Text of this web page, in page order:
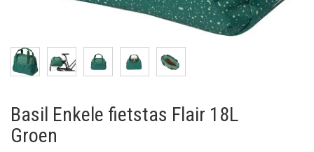
Basil Enkele fietstas Flair 18L
Groen